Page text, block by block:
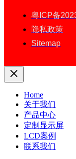
粤ICP备
隐私政策
Sitemap
Home
关于我们
产品中心
定制显示屏
LCD案例
联系我们